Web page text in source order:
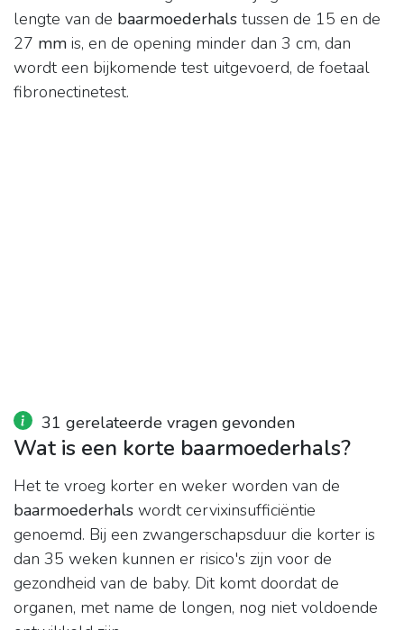
lengte van de baarmoederhals tussen de 15 en de
27 mm is, en de opening minder dan 3 cm, dan
wordt een bijkomende test uitgevoerd, de foetaal
fibronectinetest.
31 gerelateerde vragen gevonden
Wat is een korte baarmoederhals?
Het te vroeg korter en weker worden van de
baarmoederhals wordt cervixinsufficiëntie
genoemd. Bij een zwangerschapsduur die korter is
dan 35 weken kunnen er risico's zijn voor de
gezondheid van de baby. Dit komt doordat de
organen, met name de longen, nog niet voldoende